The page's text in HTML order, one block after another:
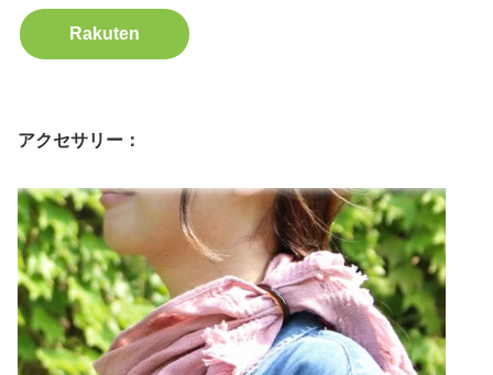
Rakuten
アクセサリー：